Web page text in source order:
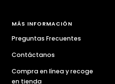
MÁS INFORMACIÓN
Preguntas Frecuentes
Contáctanos
Compra en línea y recoge
en tienda